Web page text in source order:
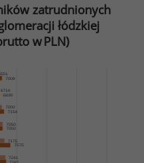
zatrudnionych
łódzkiej
w PLN)